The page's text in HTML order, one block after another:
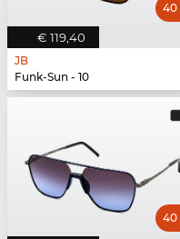
€ 119,40
40
JB
Funk-Sun - 10
40